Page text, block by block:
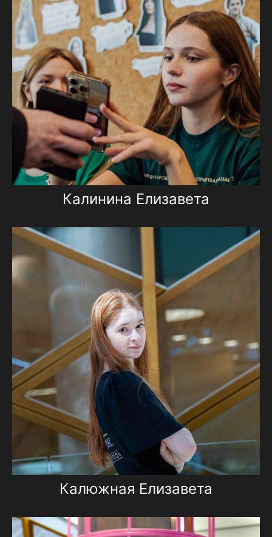
Калинина Елизавета
Калюжная Елизавета